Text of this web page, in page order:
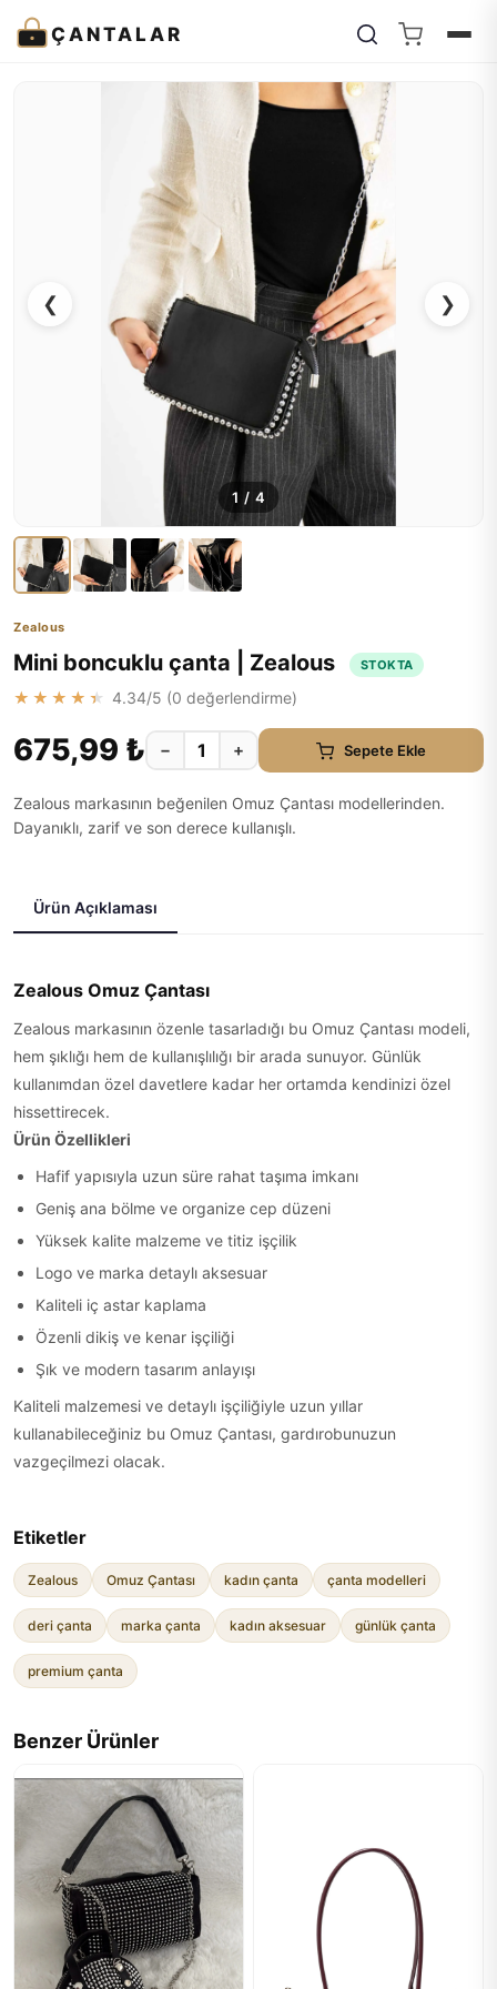
ÇANTALAR
❮ ❯
1 / 4
Zealous
Mini boncuklu çanta | Zealous STOKTA
★★★★★ 4.34/5 (0 değerlendirme)
675,99 ₺ − + Sepete Ekle
Zealous markasının beğenilen Omuz Çantası modellerinden.
Dayanıklı, zarif ve son derece kullanışlı.
Ürün Açıklaması
Zealous Omuz Çantası
Zealous markasının özenle tasarladığı bu Omuz Çantası modeli,
hem şıklığı hem de kullanışlılığı bir arada sunuyor. Günlük
kullanımdan özel davetlere kadar her ortamda kendinizi özel
hissettirecek.
Ürün Özellikleri
Hafif yapısıyla uzun süre rahat taşıma imkanı
Geniş ana bölme ve organize cep düzeni
Yüksek kalite malzeme ve titiz işçilik
Logo ve marka detaylı aksesuar
Kaliteli iç astar kaplama
Özenli dikiş ve kenar işçiliği
Şık ve modern tasarım anlayışı
Kaliteli malzemesi ve detaylı işçiliğiyle uzun yıllar
kullanabileceğiniz bu Omuz Çantası, gardırobunuzun
vazgeçilmezi olacak.
Etiketler
Zealous Omuz Çantası kadın çanta çanta modelleri
deri çanta marka çanta kadın aksesuar günlük çanta
premium çanta
Benzer Ürünler